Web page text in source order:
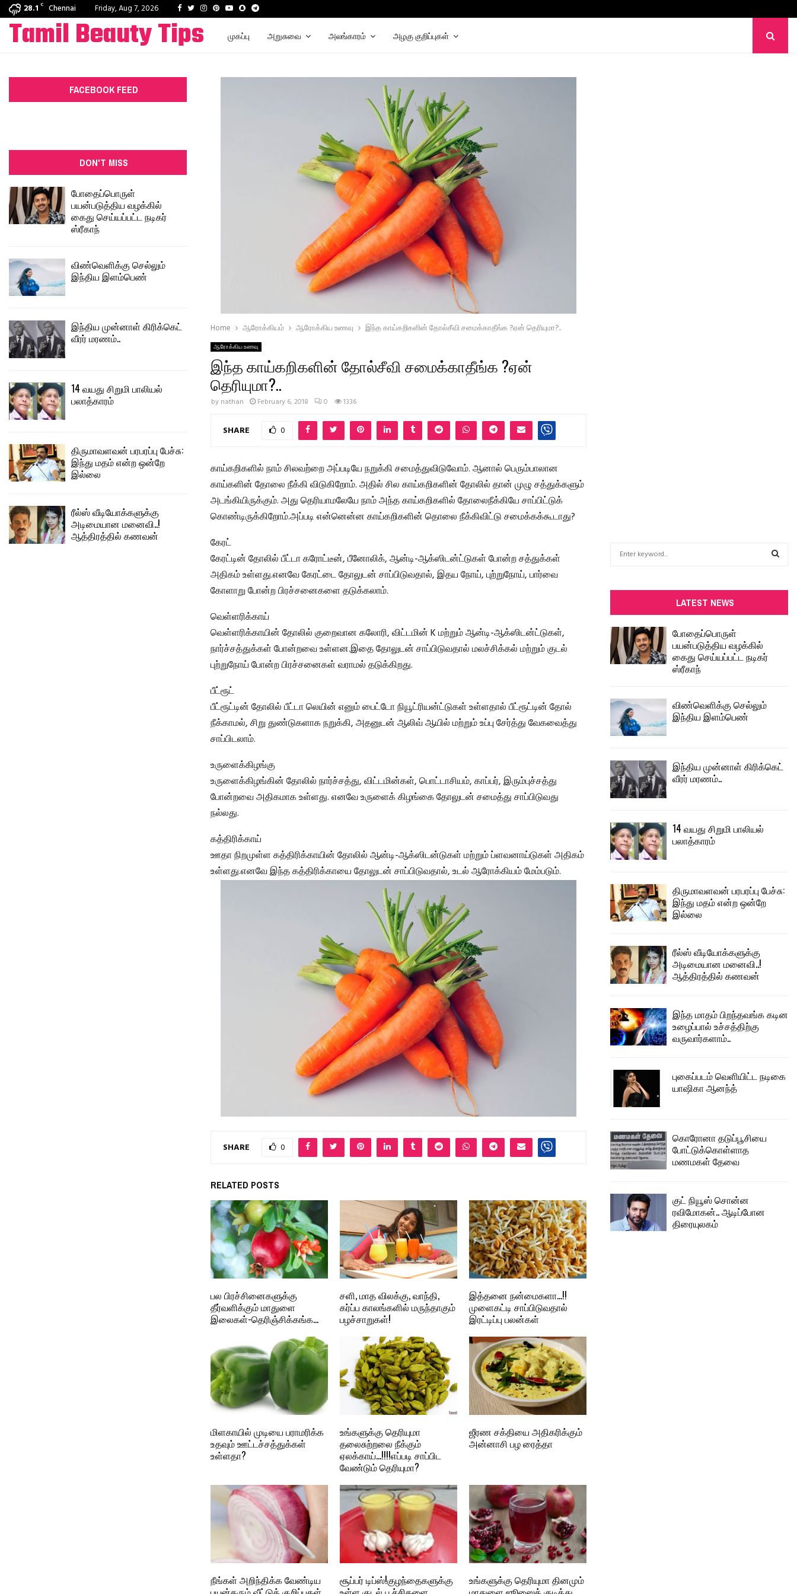
28.1 C Chennai Friday, Aug 7, 2026 Facebook
TwitterInstagram
PinterestYoutube
SnapchatTelegram
Tamil Beauty Tips முகப்பு அறுசுவை அலங்காரம் அழகு குறிப்புகள்
Home ஆரோக்கியம் ஆரோக்கிய உணவு இந்த காய்கறிகளின் தோல்சீவி சமைக்காதீங்க ?ஏன் தெரியுமா?..
ஆரோக்கிய உணவு
இந்த காய்கறிகளின் தோல்சீவி சமைக்காதீங்க ?ஏன்
தெரியுமா?..
by nathan February 6, 2018 0 1336
SHARE 0
காய்கறிகளில் நாம் சிலவற்றை அப்படியே நறுக்கி சமைத்துவிடுவோம். ஆனால் பெரும்பாலான
காய்களின் தோலை நீக்கி விடுகிறோம். அதில் சில காய்கறிகளின் தோலில் தான் முழு சத்துக்களும்
அடங்கியிருக்கும். அது தெரியாமலேயே நாம் அந்த காய்கறிகளில் தோலைநீக்கியே சாப்பிட்டுக்
கொண்டிருக்கிறோம்.அப்படி என்னென்ன காய்கறிகளின் தொலை நீக்கிவிட்டு சமைக்கக்கூடாது?
கேரட்
கேரட்டின் தோலில் பீட்டா கரோட்டீன், பீனோலிக், ஆன்டி-ஆக்ஸிடன்ட்டுகள் போன்ற சத்துக்கள்
அதிகம் உள்ளது.எனவே கேரட்டை தோலுடன் சாப்பிடுவதால், இதய நோய், புற்றுநோய், பார்வை
கோளாறு போன்ற பிரச்சனைகளை தடுக்கலாம்.
வெள்ளரிக்காய்
வெள்ளரிக்காயின் தோலில் குறைவான கலோரி, விட்டமின் K மற்றும் ஆன்டி-ஆக்ஸிடன்ட்டுகள்,
நார்ச்சத்துக்கள் போன்றவை உள்ளன.இதை தோலுடன் சாப்பிடுவதால் மலச்சிக்கல் மற்றும் குடல்
புற்றுநோய் போன்ற பிரச்சனைகள் வராமல் தடுக்கிறது.
பீட்ரூட்
பீட்ரூட்டின் தோலில் பீட்டா லெயின் எனும் பைட்டோ நியூட்ரியன்ட்டுகள் உள்ளதால் பீட்ரூட்டின் தோல்
நீக்காமல், சிறு துண்டுகளாக நறுக்கி, அதனுடன் ஆலிவ் ஆயில் மற்றும் உப்பு சேர்த்து வேகவைத்து
சாப்பிடலாம்.
உருளைக்கிழங்கு
உருளைக்கிழங்கின் தோலில் நார்ச்சத்து, விட்டமின்கள், பொட்டாசியம், காப்பர், இரும்புச்சத்து
போன்றவை அதிகமாக உள்ளது. எனவே உருளைக் கிழங்கை தோலுடன் சமைத்து சாப்பிடுவது
நல்லது.
கத்திரிக்காய்
ஊதா நிறமுள்ள கத்திரிக்காயின் தோலில் ஆன்டி-ஆக்ஸிடன்டுகள் மற்றும் ப்ளவனாய்டுகள் அதிகம்
உள்ளது.எனவே இந்த கத்திரிக்காயை தோலுடன் சாப்பிடுவதால், உடல் ஆரோக்கியம் மேம்படும்.
SHARE 0
RELATED POSTS
பல பிரச்சினைகளுக்கு
தீர்வளிக்கும் மாதுளை
இலைகள்-தெரிஞ்சிக்கங்க…
சளி, மாத விலக்கு, வாந்தி,
கர்ப்ப காலங்களில் மருந்தாகும்
பழச்சாறுகள்!
இத்தனை நன்மைகளா…!!
முளைகட்டி சாப்பிடுவதால்
இரட்டிப்பு பலன்கள்
மிளகாயில் முடியை பராமரிக்க
உதவும் ஊட்டச்சத்துக்கள்
உள்ளதா?
உங்களுக்கு தெரியுமா
தலைசுற்றலை நீக்கும்
ஏலக்காய்…!!!!எப்படி சாப்பிட
வேண்டும் தெரியுமா?
ஜீரண சக்தியை அதிகரிக்கும்
அன்னாசி பழ ரைத்தா
நீங்கள் அறிந்திக்க வேண்டிய
சூப்பர் டிப்ஸ்!குழந்தைகளுக்கு
உங்களுக்கு தெரியுமா தினமும்
FACEBOOK FEED
DON'T MISS
போதைப்பொருள்
பயன்படுத்திய வழக்கில்
கைது செய்யப்பட்ட நடிகர்
ஸ்ரீகாந்
விண்வெளிக்கு செல்லும்
இந்திய இளம்பெண்
இந்திய முன்னாள் கிரிக்கெட்
வீரர் மரணம்..
14 வயது சிறுமி பாலியல்
பலாத்காரம்
திருமாவளவன் பரபரப்பு பேச்சு:
இந்து மதம் என்ற ஒன்றே
இல்லை
ரீல்ஸ் வீடியோக்களுக்கு
அடிமையான மனைவி..!
ஆத்திரத்தில் கணவன்
f
o
r
:
LATEST NEWS
போதைப்பொருள்
பயன்படுத்திய வழக்கில்
கைது செய்யப்பட்ட நடிகர்
ஸ்ரீகாந்
விண்வெளிக்கு செல்லும்
இந்திய இளம்பெண்
இந்திய முன்னாள் கிரிக்கெட்
வீரர் மரணம்..
14 வயது சிறுமி பாலியல்
பலாத்காரம்
திருமாவளவன் பரபரப்பு பேச்சு:
இந்து மதம் என்ற ஒன்றே
இல்லை
ரீல்ஸ் வீடியோக்களுக்கு
அடிமையான மனைவி..!
ஆத்திரத்தில் கணவன்
இந்த மாதம் பிறந்தவங்க கடின
உழைப்பால் உச்சத்திற்கு
வருவார்களாம்..
புகைப்படம் வெளியிட்ட நடிகை
யாஷிகா ஆனந்த்
கொரோனா தடுப்பூசியை
போட்டுக்கொள்ளாத
மணமகள் தேவை
குட் நியூஸ் சொன்ன
ரவிமோகன்.. ஆடிப்போன
திரையுலகம்